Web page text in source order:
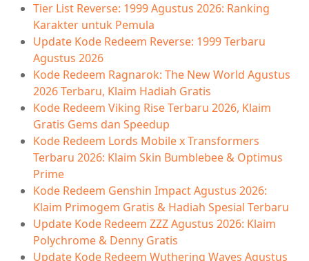
Tier List Reverse: 1999 Agustus 2026: Ranking
Karakter untuk Pemula
Update Kode Redeem Reverse: 1999 Terbaru
Agustus 2026
Kode Redeem Ragnarok: The New World Agustus
2026 Terbaru, Klaim Hadiah Gratis
Kode Redeem Viking Rise Terbaru 2026, Klaim
Gratis Gems dan Speedup
Kode Redeem Lords Mobile x Transformers
Terbaru 2026: Klaim Skin Bumblebee & Optimus
Prime
Kode Redeem Genshin Impact Agustus 2026:
Klaim Primogem Gratis & Hadiah Spesial Terbaru
Update Kode Redeem ZZZ Agustus 2026: Klaim
Polychrome & Denny Gratis
Update Kode Redeem Wuthering Waves Agustus